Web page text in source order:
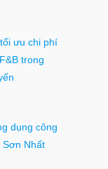
ưu chi phí
trong
dụng công
Sơn Nhất